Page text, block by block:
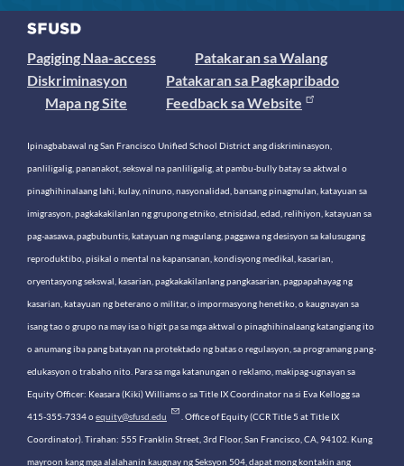
Pagiging Naa-access
Patakaran sa Walang
Diskriminasyon
Patakaran sa Pagkapribado
Mapa ng Site
Feedback sa Website
Ipinagbabawal ng San Francisco Unified School District ang diskriminasyon,
panliligalig, pananakot, sekswal na panliligalig, at pambu-bully batay sa aktwal o
pinaghihinalaang lahi, kulay, ninuno, nasyonalidad, bansang pinagmulan, katayuan sa
imigrasyon, pagkakakilanlan ng grupong etniko, etnisidad, edad, relihiyon, katayuan sa
pag-aasawa, pagbubuntis, katayuan ng magulang, paggawa ng desisyon sa kalusugang
reproduktibo, pisikal o mental na kapansanan, kondisyong medikal, kasarian,
oryentasyong sekswal, kasarian, pagkakakilanlang pangkasarian, pagpapahayag ng
kasarian, katayuan ng beterano o militar, o impormasyong henetiko, o kaugnayan sa
isang tao o grupo na may isa o higit pa sa mga aktwal o pinaghihinalaang katangiang ito
o anumang iba pang batayan na protektado ng batas o regulasyon, sa programang pang-
edukasyon o trabaho nito. Para sa mga katanungan o reklamo, makipag-ugnayan sa
Equity Officer: Keasara (Kiki) Williams o sa Title IX Coordinator na si Eva Kellogg sa
415-355-7334 oequity@sfusd.edu . Office of Equity (CCR Title 5 at Title IX
Coordinator). Tirahan: 555 Franklin Street, 3rd Floor, San Francisco, CA, 94102. Kung
mayroon kang mga alalahanin kaugnay ng Seksyon 504, dapat mong kontakin ang